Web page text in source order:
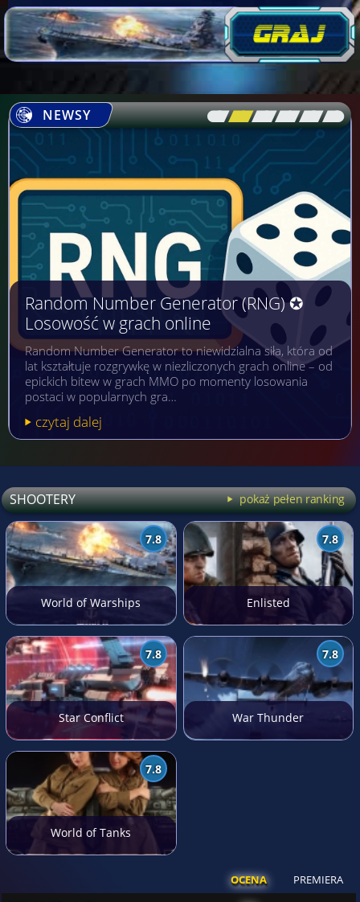
NEWSY [\ \\ \\ \\ \\ \]
Random Number Generator (RNG) ✪
Losowość w grach online
Random Number Generator to niewidzialna siła, która od
lat kształtuje rozgrywkę w niezliczonych grach online – od
epickich bitew w grach MMO po momenty losowania
postaci w popularnych gra…
czytaj dalej
SHOOTERY pokaż pełen ranking
7.8
World of Warships
7.8
Enlisted
7.8
Star Conflict
7.8
War Thunder
7.8
World of Tanks
OCENA PREMIERA